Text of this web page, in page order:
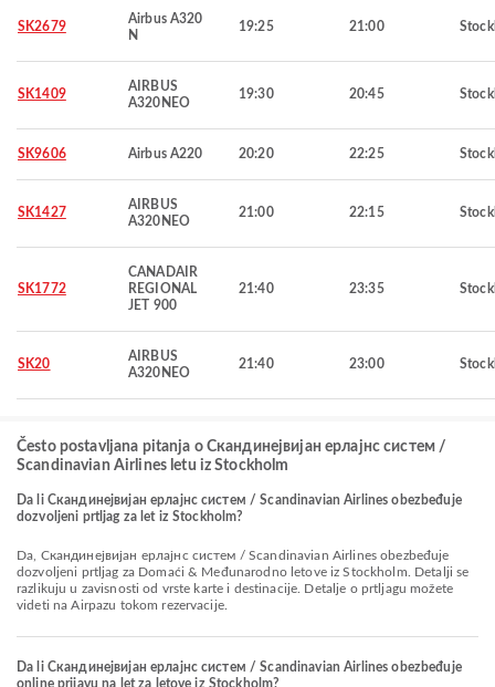
SK2679
Airbus A320
N
19:25 21:00
SK1409
AIRBUS
A320NEO
19:30 20:45
SK9606 Airbus A220 20:20 22:25
SK1427
AIRBUS
A320NEO
21:00 22:15
SK1772
CANADAIR
REGIONAL
JET 900
21:40 23:35
SK20
AIRBUS
A320NEO
21:40 23:00
Često postavljana pitanja o Скандинејвијан ерлајнс систем /
Scandinavian Airlines letu iz Stockholm
Da li Скандинејвијан ерлајнс систем / Scandinavian Airlines obezbeđuje
dozvoljeni prtljag za let iz Stockholm?
Da, Скандинејвијан ерлајнс систем / Scandinavian Airlines obezbeđuje
dozvoljeni prtljag za Domaći & Međunarodno letove iz Stockholm. Detalji se
razlikuju u zavisnosti od vrste karte i destinacije. Detalje o prtljagu možete
videti na Airpazu tokom rezervacije.
Da li Скандинејвијан ерлајнс систем / Scandinavian Airlines obezbeđuje
online prijavu na let za letove iz Stockholm?